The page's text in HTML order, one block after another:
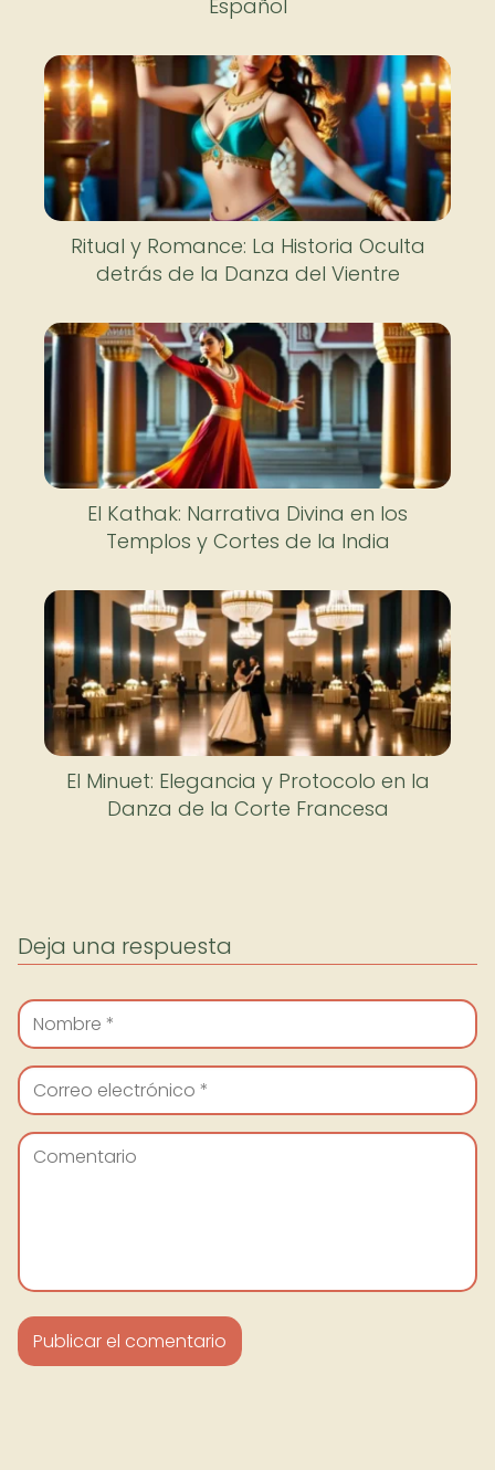
Español
Ritual y Romance: La Historia Oculta
detrás de la Danza del Vientre
El Kathak: Narrativa Divina en los
Templos y Cortes de la India
El Minuet: Elegancia y Protocolo en la
Danza de la Corte Francesa
Deja una respuesta